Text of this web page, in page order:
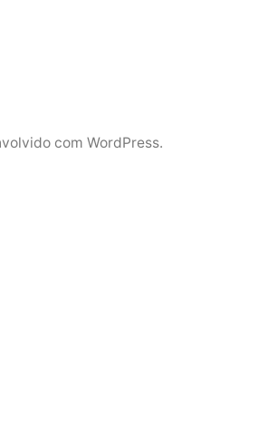
com WordPress.